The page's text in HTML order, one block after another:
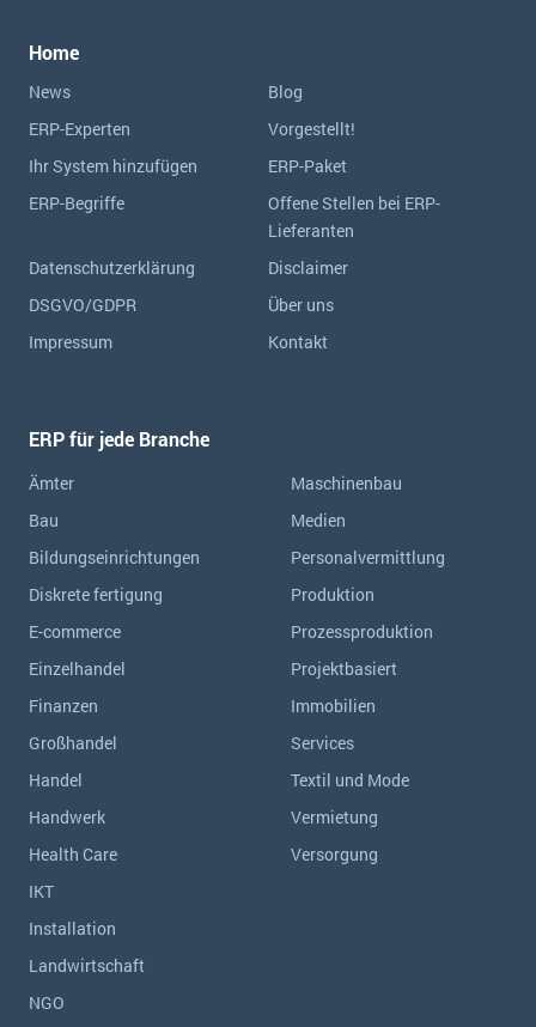
Home
News
Blog
ERP-Experten
Vorgestellt!
Ihr System hinzufügen
ERP-Paket
ERP-Begriffe
Offene Stellen bei ERP-
Lieferanten
Datenschutzerklärung
Disclaimer
DSGVO/GDPR
Über uns
Impressum
Kontakt
ERP für jede Branche
Ämter
Bau
Bildungseinrichtungen
Diskrete fertigung
E-commerce
Einzelhandel
Finanzen
Großhandel
Handel
Handwerk
Health Care
IKT
Installation
Landwirtschaft
NGO
Maschinenbau
Medien
Personalvermittlung
Produktion
Prozessproduktion
Projektbasiert
Immobilien
Services
Textil und Mode
Vermietung
Versorgung